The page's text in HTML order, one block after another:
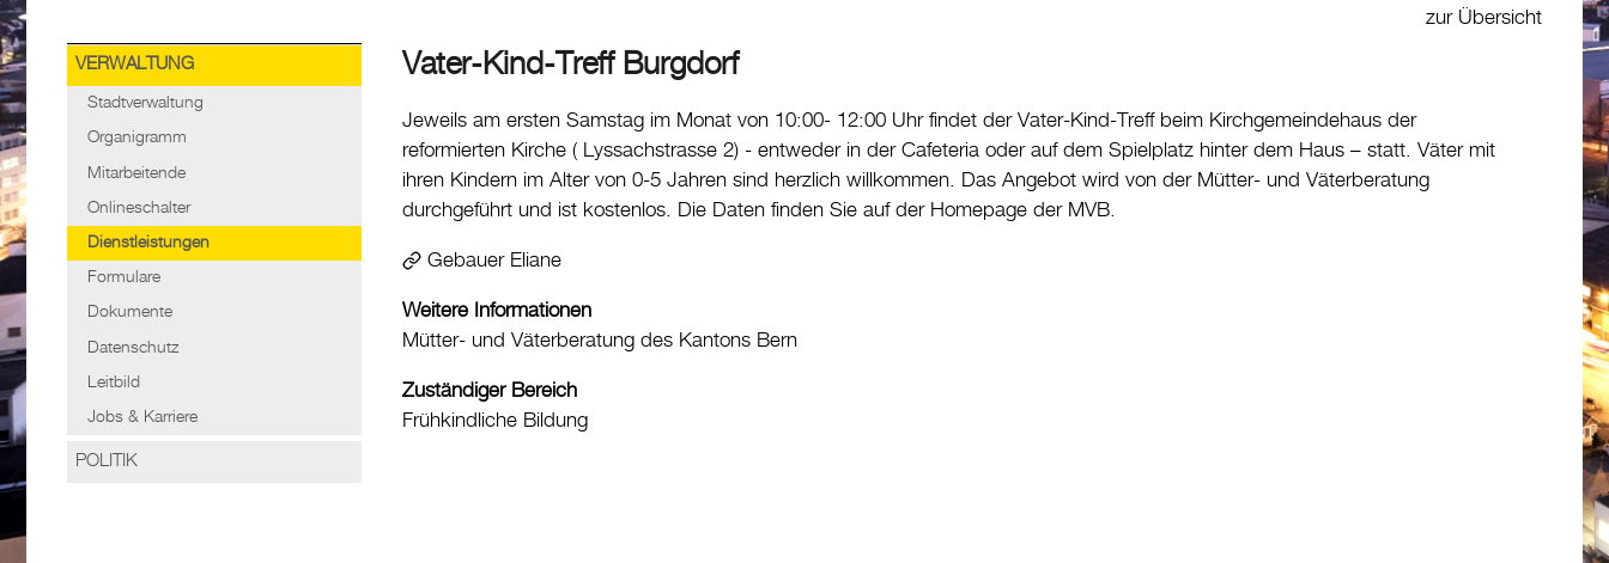
VERWALTUNG
Stadtverwaltung
Organigramm
Mitarbeitende
Onlineschalter
Dienstleistungen
Formulare
Dokumente
Datenschutz
Leitbild
Jobs & Karriere
POLITIK
zur Übersicht
Vater-Kind-Treff Burgdorf
Jeweils am ersten Samstag im Monat von 10:00- 12:00 Uhr findet der Vater-Kind-Treff beim Kirchgemeindehaus der
reformierten Kirche ( Lyssachstrasse 2) - entweder in der Cafeteria oder auf dem Spielplatz hinter dem Haus – statt. Väter mit
ihren Kindern im Alter von 0-5 Jahren sind herzlich willkommen. Das Angebot wird von der Mütter- und Väterberatung
durchgeführt und ist kostenlos. Die Daten finden Sie auf der Homepage der MVB.
Gebauer Eliane
Weitere Informationen
Mütter- und Väterberatung des Kantons Bern
Zuständiger Bereich
Frühkindliche Bildung